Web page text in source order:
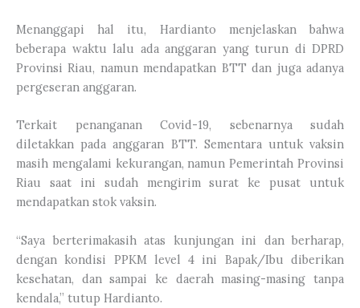
Menanggapi hal itu, Hardianto menjelaskan bahwa
beberapa waktu lalu ada anggaran yang turun di DPRD
Provinsi Riau, namun mendapatkan BTT dan juga adanya
pergeseran anggaran.
Terkait penanganan Covid-19, sebenarnya sudah
diletakkan pada anggaran BTT. Sementara untuk vaksin
masih mengalami kekurangan, namun Pemerintah Provinsi
Riau saat ini sudah mengirim surat ke pusat untuk
mendapatkan stok vaksin.
“Saya berterimakasih atas kunjungan ini dan berharap,
dengan kondisi PPKM level 4 ini Bapak/Ibu diberikan
kesehatan, dan sampai ke daerah masing-masing tanpa
kendala,” tutup Hardianto.